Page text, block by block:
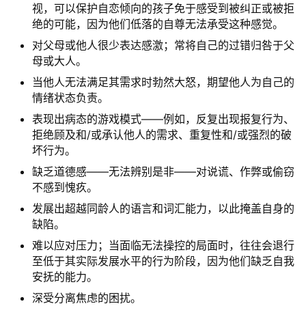
视，可以保护自恋倾向的孩子免于感受到被纠正或被拒
绝的可能，因为他们低落的自尊无法承受这种感觉。
对父母或他人很少表达感激；常将自己的过错归咎于父
母或大人。
当他人无法满足其需求时勃然大怒，期望他人为自己的
情绪状态负责。
表现出病态的游戏模式——例如，反复出现报复行为、
拒绝顾及和/或承认他人的需求、重复性和/或强烈的破
坏行为。
缺乏道德感——无法辨别是非——对说谎、作弊或偷窃
不感到愧疚。
发展出超越同龄人的语言和词汇能力，以此掩盖自身的
缺陷。
难以应对压力；当面临无法操控的局面时，往往会退行
至低于其实际发展水平的行为阶段，因为他们缺乏自我
安抚的能力。
深受分离焦虑的困扰。